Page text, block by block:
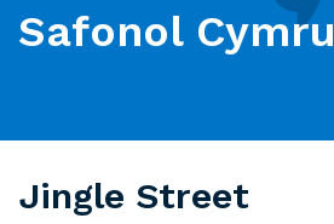
Safonol Cymru
Jingle Street